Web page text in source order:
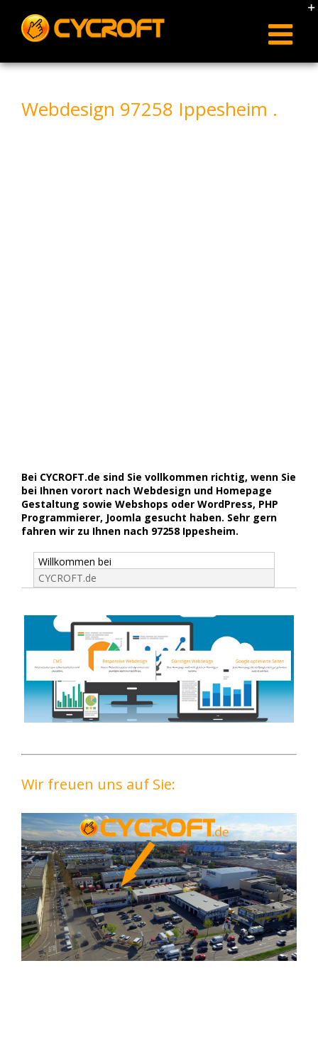
content
Webdesign 97258 Ippesheim .
Bei CYCROFT.de sind Sie vollkommen richtig, wenn Sie
bei Ihnen vorort nach Webdesign und Homepage
Gestaltung sowie Webshops oder WordPress, PHP
Programmierer, Joomla gesucht haben. Sehr gern
fahren wir zu Ihnen nach 97258 Ippesheim.
Willkommen bei
CYCROFT.de
Wir freuen uns auf Sie: